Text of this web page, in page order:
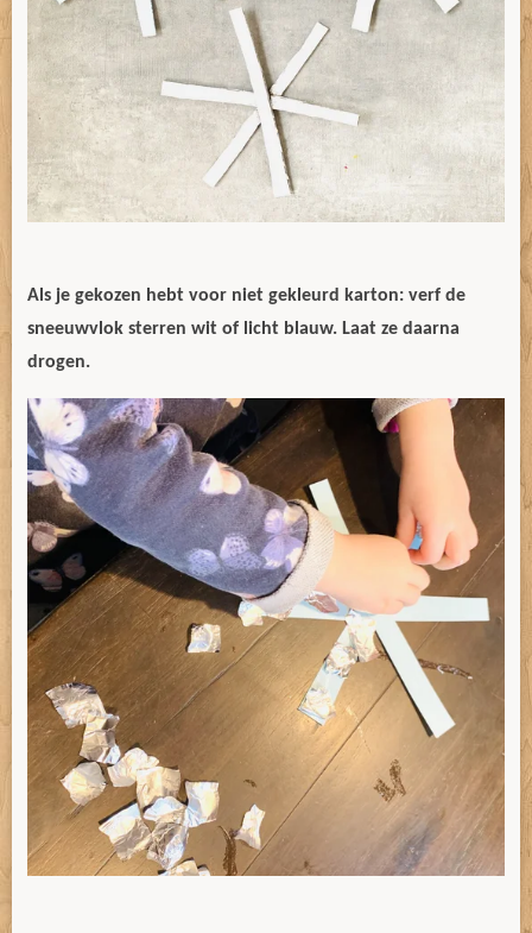
Als je gekozen hebt voor niet gekleurd karton: verf de
sneeuwvlok sterren wit of licht blauw. Laat ze daarna
drogen.